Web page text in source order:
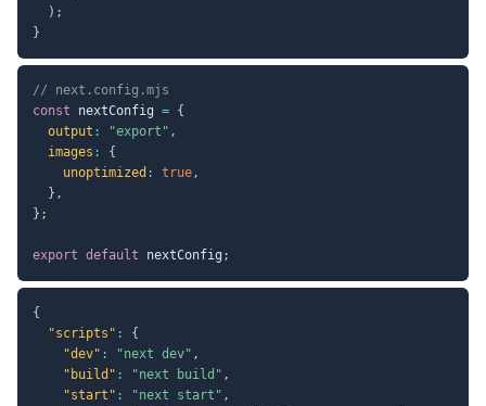
) ;
}
// next.config.mjs
const nextConfig = {
output : "export" ,
images :
{
unoptimized : true,
} ,
} ;
export default nextConfig ;
{
"scripts" :
{
"dev" : "next dev" ,
"build" : "next build" ,
"start" : "next start" ,